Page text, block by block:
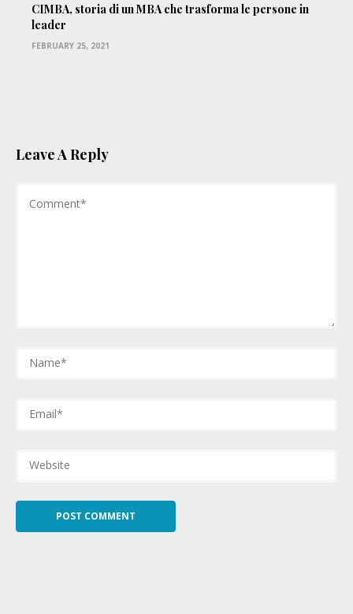
CIMBA, storia di un MBA che trasforma le persone in
leader
FEBRUARY 25, 2021
Leave A Reply